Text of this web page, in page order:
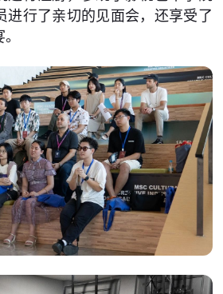
进行了亲切的见面会，还享受了